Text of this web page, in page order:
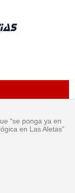
“se ponga ya en
en Las Aletas”